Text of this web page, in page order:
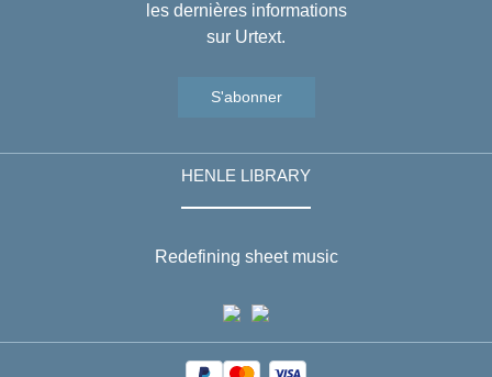
les dernières informations
sur Urtext.
S'abonner
HENLE LIBRARY
Redefining sheet music